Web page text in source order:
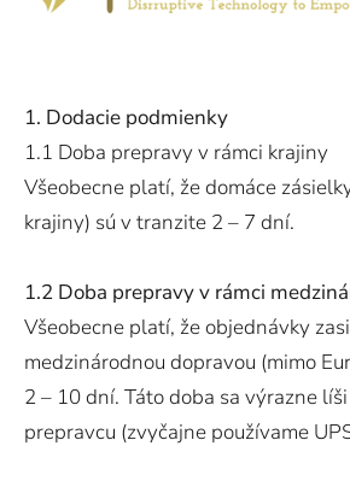
1. Dodacie podmienky
1.1 Doba prepravy v rámci krajiny
Všeobecne platí, že domáce
krajiny) sú v tranzite 2 – 7 dní.
1.2 Doba prepravy v rámci
Všeobecne platí, že objednávky
medzinárodnou dopravou (mimo
2 – 10 dní. Táto doba sa výrazne
prepravcu (zvyčajne používame